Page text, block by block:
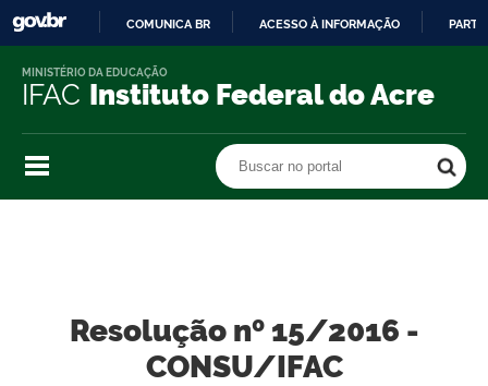
O
COMUNICA BR ACESSO À INFORMAÇÃO
IFAC Instituto Federal do Acre
MINISTÉRIO DA EDUCAÇÃO
Buscar no portal
Resolução nº 15/2016 -
CONSU/IFAC